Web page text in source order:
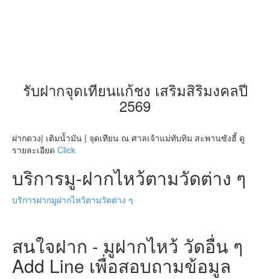
รับฝากจุดเทียนแก้ชง เสริมสิริมงคลปี
2569
ฝากดวง| เติมน้ำมัน | จุดเทียน ณ ศาลเจ้าแม่ทับทิม สะพานซังฮี้ ดู
รายละเอียด Click
บริการมู-ฝากไหว้ตามวัดต่าง ๆ
บริการฝากมูฝากไหว้ตามวัดต่าง ๆ
สนใจฝาก - มูฝากไหว้ วัดอื่น ๆ
Add Line เพื่อสอบถามข้อมูล